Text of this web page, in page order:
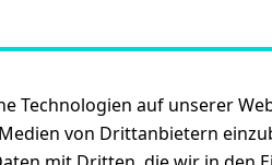
Technologien auf unserer
von Drittanbietern
Services
Registrieren